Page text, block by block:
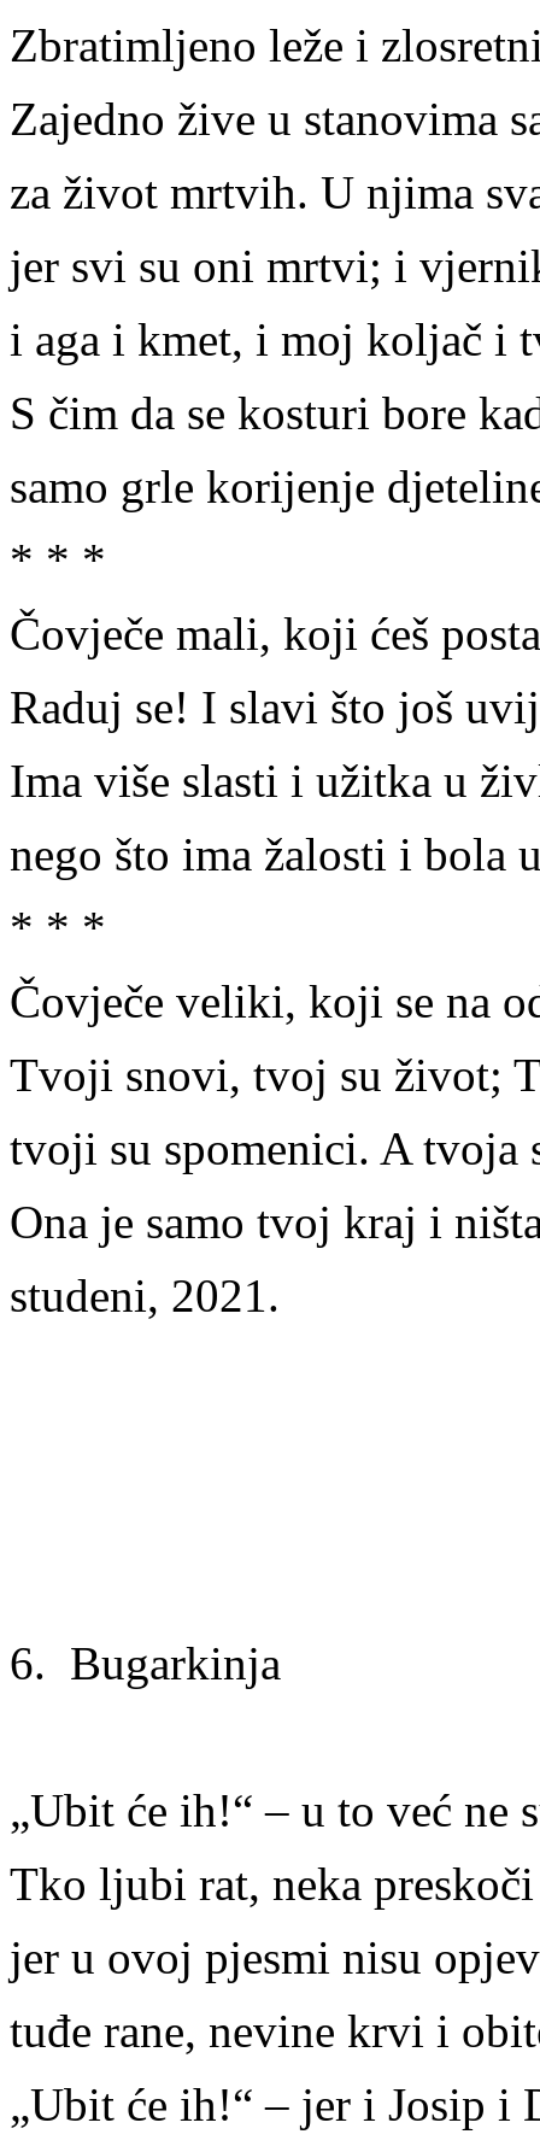
Zbratimljeno leže i
Zajedno žive u stanovima
za život mrtvih. U njima
jer svi su oni mrtvi; i
i aga i kmet, i moj koljač i
S čim da se kosturi bore
samo grle korijenje
* * *
Čovječe mali, koji ćeš
Raduj se! I slavi što još
Ima više slasti i užitka u
nego što ima žalosti i bola
* * *
Čovječe veliki, koji se na
Tvoji snovi, tvoj su život;
tvoji su spomenici. A tvoja
Ona je samo tvoj kraj i
studeni, 2021.
6. Bugarkinja
„Ubit će ih!“ – u to već ne
Tko ljubi rat, neka
jer u ovoj pjesmi nisu
tuđe rane, nevine krvi i
„Ubit će ih!“ – jer i Josip i